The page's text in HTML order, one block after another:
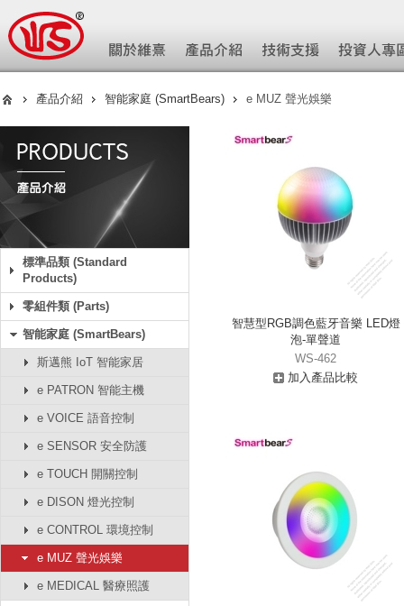
產品介紹 智能家庭 (SmartBears) e MUZ 聲光娛樂
標準品類 (Standard
Products)
零組件類 (Parts)
智能家庭 (SmartBears)
斯邁熊 IoT 智能家居
e PATRON 智能主機
e VOICE 語音控制
e SENSOR 安全防護
e TOUCH 開關控制
e DISON 燈光控制
e CONTROL 環境控制
e MUZ 聲光娛樂
e MEDICAL 醫療照護
智慧型RGB調色藍牙音樂 LED燈
泡-單聲道
WS-462
加入產品比較